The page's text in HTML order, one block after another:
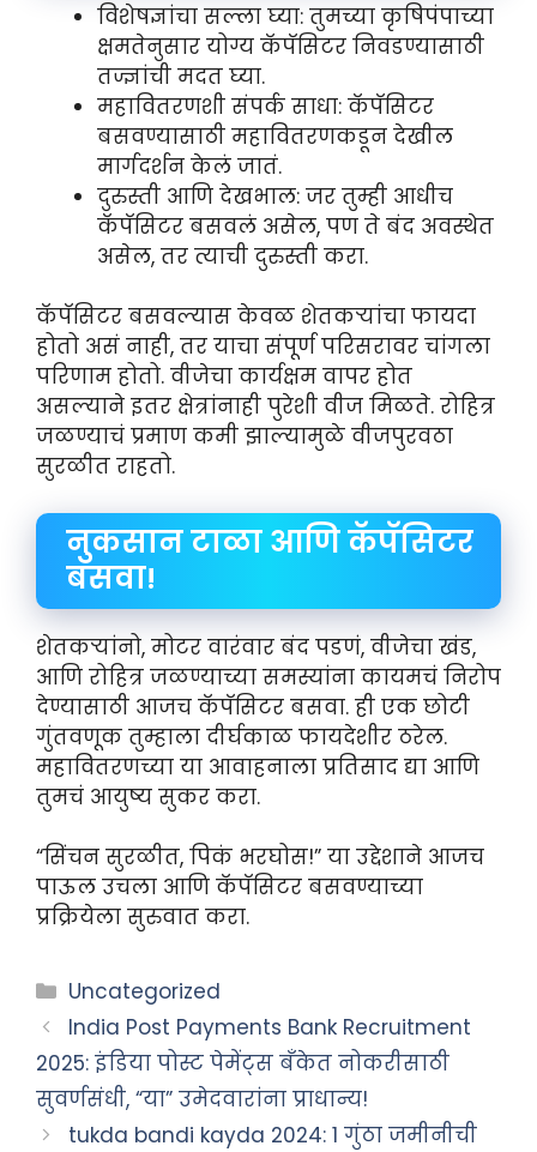
विशेषज्ञांचा सल्ला घ्या: तुमच्या कृषिपंपाच्या
क्षमतेनुसार योग्य कॅपॅसिटर निवडण्यासाठी
तज्ज्ञांची मदत घ्या.
महावितरणशी संपर्क साधा: कॅपॅसिटर
बसवण्यासाठी महावितरणकडून देखील
मार्गदर्शन केलं जातं.
दुरुस्ती आणि देखभाल: जर तुम्ही आधीच
कॅपॅसिटर बसवलं असेल, पण ते बंद अवस्थेत
असेल, तर त्याची दुरुस्ती करा.
कॅपॅसिटर बसवल्यास केवळ शेतकऱ्यांचा फायदा
होतो असं नाही, तर याचा संपूर्ण परिसरावर चांगला
परिणाम होतो. वीजेचा कार्यक्षम वापर होत
असल्याने इतर क्षेत्रांनाही पुरेशी वीज मिळते. रोहित्र
जळण्याचं प्रमाण कमी झाल्यामुळे वीजपुरवठा
सुरळीत राहतो.
नुकसान टाळा आणि कॅपॅसिटर
बसवा!
शेतकऱ्यांनो, मोटर वारंवार बंद पडणं, वीजेचा खंड,
आणि रोहित्र जळण्याच्या समस्यांना कायमचं निरोप
देण्यासाठी आजच कॅपॅसिटर बसवा. ही एक छोटी
गुंतवणूक तुम्हाला दीर्घकाळ फायदेशीर ठरेल.
महावितरणच्या या आवाहनाला प्रतिसाद द्या आणि
तुमचं आयुष्य सुकर करा.
“सिंचन सुरळीत, पिकं भरघोस!” या उद्देशाने आजच
पाऊल उचला आणि कॅपॅसिटर बसवण्याच्या
प्रक्रियेला सुरुवात करा.
Categories
Uncategorized
India Post Payments Bank Recruitment
2025: इंडिया पोस्ट पेमेंट्स बँकेत नोकरीसाठी
सुवर्णसंधी, “या” उमेदवारांना प्राधान्य!
tukda bandi kayda 2024: 1 गुंठा जमीनीची